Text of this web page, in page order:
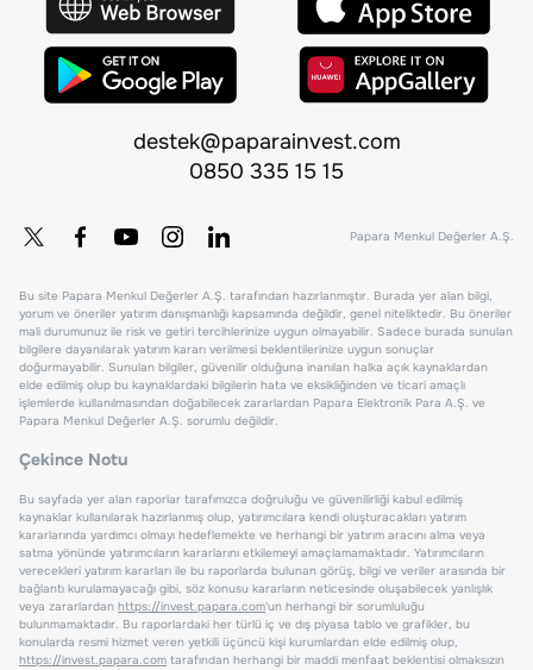
destek@paparainvest.com
0850 335 15 15
Papara Menkul Değerler A.Ş.
Bu site Papara Menkul Değerler A.Ş. tarafından hazırlanmıştır. Burada yer alan bilgi,
yorum ve öneriler yatırım danışmanlığı kapsamında değildir, genel niteliktedir. Bu öneriler
mali durumunuz ile risk ve getiri tercihlerinize uygun olmayabilir. Sadece burada sunulan
bilgilere dayanılarak yatırım kararı verilmesi beklentilerinize uygun sonuçlar
doğurmayabilir. Sunulan bilgiler, güvenilir olduğuna inanılan halka açık kaynaklardan
elde edilmiş olup bu kaynaklardaki bilgilerin hata ve eksikliğinden ve ticari amaçlı
işlemlerde kullanılmasından doğabilecek zararlardan Papara Elektronik Para A.Ş. ve
Papara Menkul Değerler A.Ş. sorumlu değildir.
Çekince Notu
Bu sayfada yer alan raporlar tarafımızca doğruluğu ve güvenilirliği kabul edilmiş
kaynaklar kullanılarak hazırlanmış olup, yatırımcılara kendi oluşturacakları yatırım
kararlarında yardımcı olmayı hedeflemekte ve herhangi bir yatırım aracını alma veya
satma yönünde yatırımcıların kararlarını etkilemeyi amaçlamamaktadır. Yatırımcıların
verecekleri yatırım kararları ile bu raporlarda bulunan görüş, bilgi ve veriler arasında bir
bağlantı kurulamayacağı gibi, söz konusu kararların neticesinde oluşabilecek yanlışlık
veya zararlardan https://invest.papara.com'un herhangi bir sorumluluğu
bulunmamaktadır. Bu raporlardaki her türlü iç ve dış piyasa tablo ve grafikler, bu
konularda resmi hizmet veren yetkili üçüncü kişi kurumlardan elde edilmiş olup,
https://invest.papara.com tarafından herhangi bir maddi menfaat beklentisi olmaksızın